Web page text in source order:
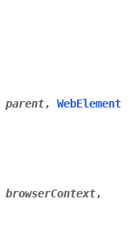
parent, WebElement
browserContext,